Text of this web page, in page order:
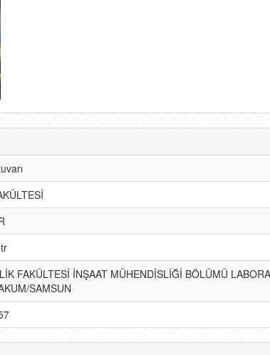
FAKÜLTESİ İNŞAAT MÜHENDİSLİĞİ BÖLÜMÜ
SAMSUN